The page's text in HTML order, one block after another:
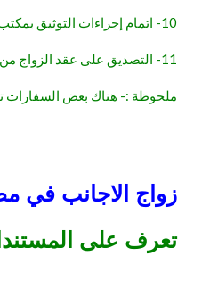
10- اتمام إجراءات التوثيق بمكتب الشهر العقارى بوزارة العدل بميدان لاظوغلي .
11- التصديق على عقد الزواج من مكتب التصديقات بوزارة الخارجية .
ملحوظة :- هناك بعض السفارات
زواج الاجانب في
تعرف على